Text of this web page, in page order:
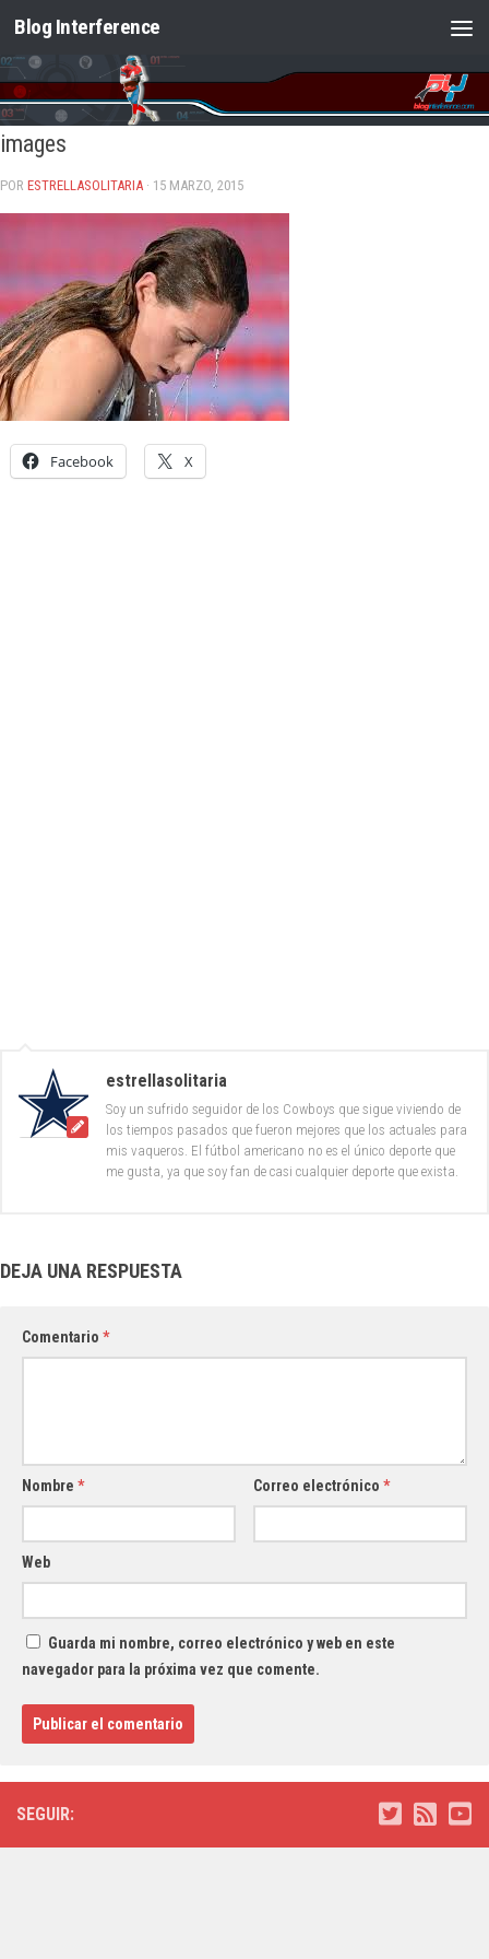
Saltar al contenido
Blog Interference
images
POR ESTRELLASOLITARIA · 15 MARZO, 2015
Facebook X
estrellasolitaria
Soy un sufrido seguidor de los Cowboys que sigue viviendo de
los tiempos pasados que fueron mejores que los actuales para
mis vaqueros. El fútbol americano no es el único deporte que
me gusta, ya que soy fan de casi cualquier deporte que exista.
DEJA UNA RESPUESTA
Comentario *
Nombre * Correo electrónico*
Web
Guarda mi nombre, correo electrónico y web en este
navegador para la próxima vez que comente.
SEGUIR: